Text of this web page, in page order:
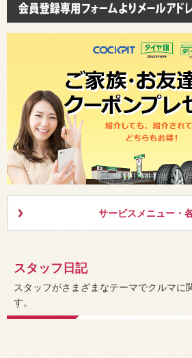
サービスメニュー・
スタッフ日記
スタッフがさまざまなテーマでクルマに
す。